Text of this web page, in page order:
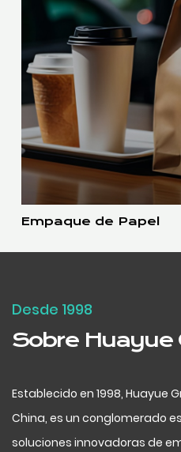
Empaque de Papel
Desde 1998
Sobre Huayue
Establecido en 1998, Huayue
China, es un conglomerado
soluciones innovadoras de